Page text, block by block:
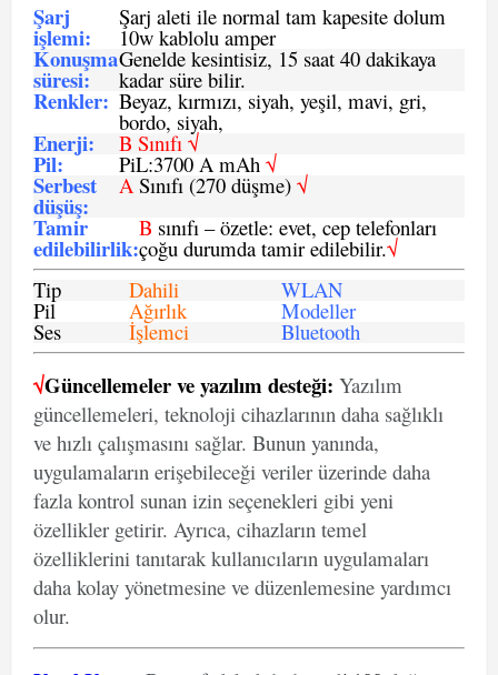
Şarj
işlemi:
Şarj aleti ile normal tam kapesite dolum
10w kablolu amper
Konuşma
süresi:
Genelde kesintisiz, 15 saat 40 dakikaya
kadar süre bilir.
Renkler: Beyaz, kırmızı, siyah, yeşil, mavi, gri,
bordo, siyah,
Enerji: B Sınıfı √
Pil: PiL:3700 A mAh √
Serbest
düşüş:
ASınıfı (270 düşme) √
Tamir
edilebilirlik:
B sınıfı – özetle: evet, cep telefonları
çoğu durumda tamir edilebilir.√
Tip
Dahili WLAN
Pil Ağırlık Modeller
Ses İşlemci Bluetooth
√Güncellemeler ve yazılım desteği: Yazılım
güncellemeleri, teknoloji cihazlarının daha sağlıklı
ve hızlı çalışmasını sağlar. Bunun yanında,
uygulamaların erişebileceği veriler üzerinde daha
fazla kontrol sunan izin seçenekleri gibi yeni
özellikler getirir. Ayrıca, cihazların temel
özelliklerini tanıtarak kullanıcıların uygulamaları
daha kolay yönetmesine ve düzenlemesine yardımcı
olur.